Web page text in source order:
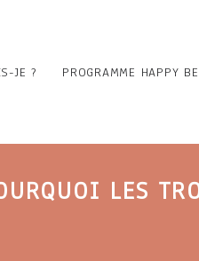
JE ? PROGRAMME HAPPY
LES